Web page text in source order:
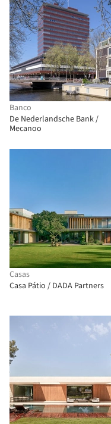
Banco
De Nederlandsche Bank /
Mecanoo
Casas
Casa Pátio / DADA Partners